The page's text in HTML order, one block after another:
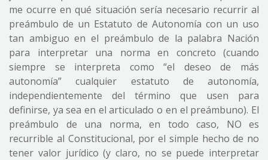
me ocurre en qué situación sería necesario recurrir al
preámbulo de un Estatuto de Autonomía con un uso
tan ambiguo en el preámbulo de la palabra Nación
para interpretar una norma en concreto (cuando
siempre se interpreta como “el deseo de más
autonomía” cualquier estatuto de autonomía,
independientemente del término que usen para
definirse, ya sea en el articulado o en el preámbuno). El
preámbulo de una norma, en todo caso, NO es
recurrible al Constitucional, por el simple hecho de no
tener valor jurídico (y claro, no se puede interpretar